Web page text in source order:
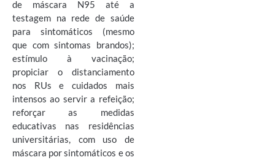
de máscara N95 até a
testagem na rede de saúde
para sintomáticos (mesmo
que com sintomas brandos);
estímulo à vacinação;
propiciar o distanciamento
nos RUs e cuidados mais
intensos ao servir a refeição;
reforçar as medidas
educativas nas residências
universitárias, com uso de
máscara por sintomáticos e os